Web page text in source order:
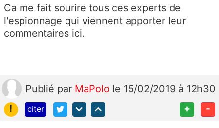
Ca me fait sourire tous ces experts de
l'espionnage qui viennent apporter leur
commentaires ici.
Publié par MaPolo le 15/02/2019 à 12h30
!
citer + -